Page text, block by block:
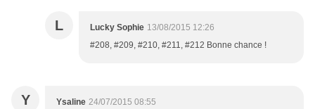
L Lucky Sophie 13/08/2015 12:26
#208, #209, #210, #211, #212 Bonne chance !
Y Ysaline 24/07/2015 08:55